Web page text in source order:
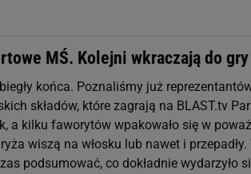
MŚ. Kolejni wkraczają do gry
końca. Poznaliśmy już
składów, które zagrają na BLAST.tv
a kilku faworytów wpakowało się w
wiszą na włosku lub nawet i przepadły.
podsumować, co dokładnie wydarzyło